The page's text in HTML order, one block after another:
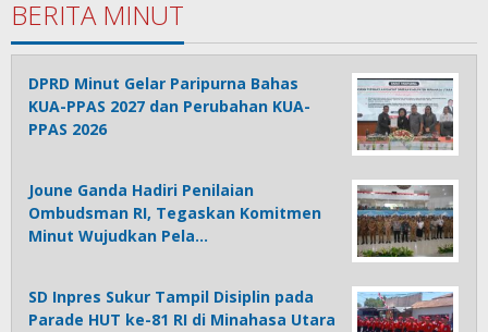
BERITA MINUT
DPRD Minut Gelar Paripurna Bahas
KUA-PPAS 2027 dan Perubahan KUA-
PPAS 2026
Joune Ganda Hadiri Penilaian
Ombudsman RI, Tegaskan Komitmen
Minut Wujudkan Pela…
SD Inpres Sukur Tampil Disiplin pada
Parade HUT ke-81 RI di Minahasa Utara